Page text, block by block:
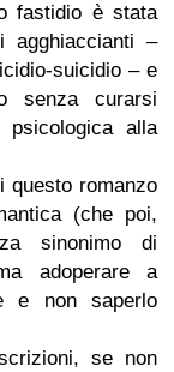
fastidio è stata
agghiaccianti –
suicidio – e
senza curarsi
alla
questo romanzo
(che poi,
sinonimo di
adoperare a
e non saperlo
se non